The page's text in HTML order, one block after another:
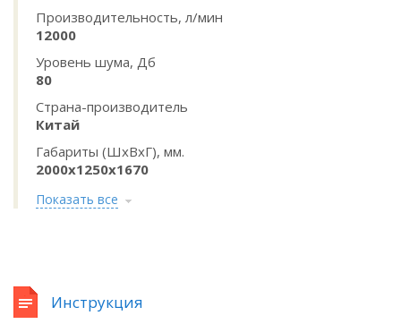
Производительность, л/мин
12000
Уровень шума, Дб
80
Страна-производитель
Китай
Габариты (ШхВхГ), мм.
2000х1250х1670
Показать все
Инструкция